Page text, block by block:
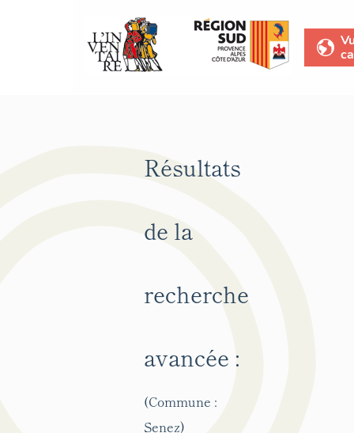
Résultats
de la
recherche
avancée :
(Commune :
Senez)